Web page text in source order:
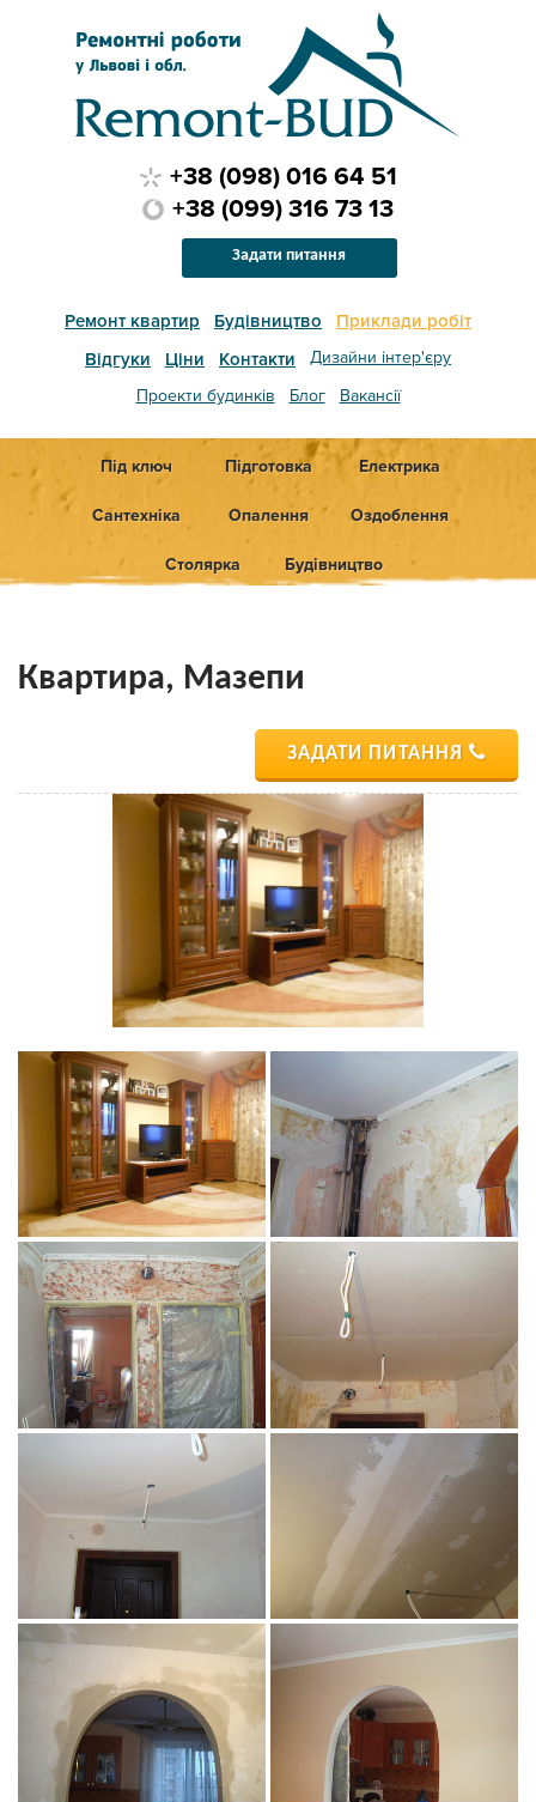
Ремонт квартир Будівництво
Приклади робіт
Відгуки
Ціни Контакти
Дизайни інтер'єру
Проекти будинків
Блог Вакансії
+38 (098) 016 64 51
+38 (099) 316 73 13
Задати питання
Під ключ Підготовка Електрика
Сантехніка Опалення Оздоблення
Столярка Будівництво
Квартира, Мазепи
ЗАДАТИ ПИТАННЯ